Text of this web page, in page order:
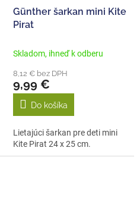
Günther šarkan mini Kite
Pirat
Skladom, ihneď k odberu
8,12 € bez DPH
9,99 €
Do košíka
Lietajúci šarkan pre deti mini
Kite Pirat 24 x 25 cm.